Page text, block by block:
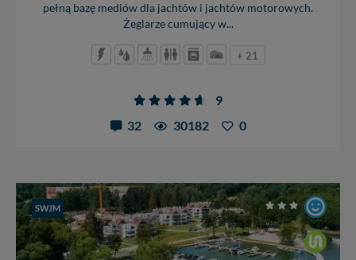
pełną bazę mediów dla jachtów i jachtów motorowych.
Żeglarze cumujący w...
+ 21
9
32
30182 0
SWJM